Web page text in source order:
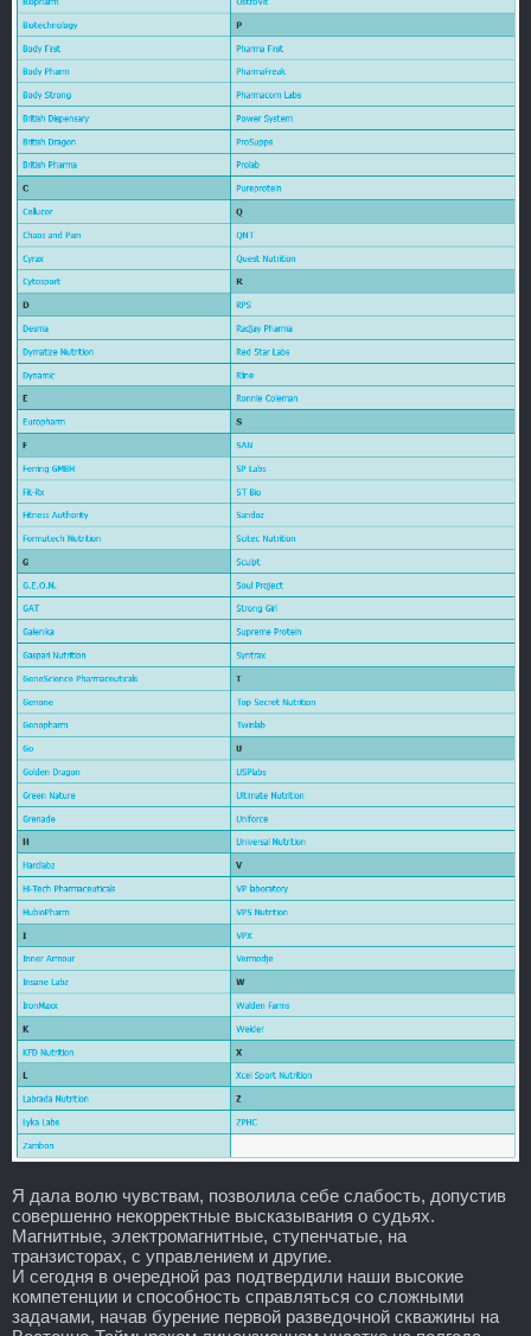
Я дала волю чувствам, позволила себе слабость, допустив
совершенно некорректные высказывания о судьях.
Магнитные, электромагнитные, ступенчатые, на
транзисторах, с управлением и другие.
И сегодня в очередной раз подтвердили наши высокие
компетенции и способность справляться со сложными
задачами, начав бурение первой разведочной скважины на